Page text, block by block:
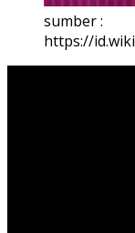
sumber :
https://